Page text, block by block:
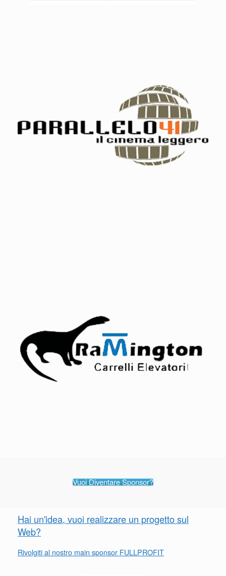
Vuoi Diventare Sponsor?
Hai un'idea, vuoi realizzare un progetto sul
Web?
Rivolgiti al nostro main sponsor FULLPROFIT